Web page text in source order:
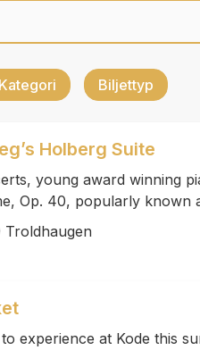
Kategori Biljettyp
Holberg Suite
young award winning
Op. 40, popularly known
Troldhaugen
experience at Kode this